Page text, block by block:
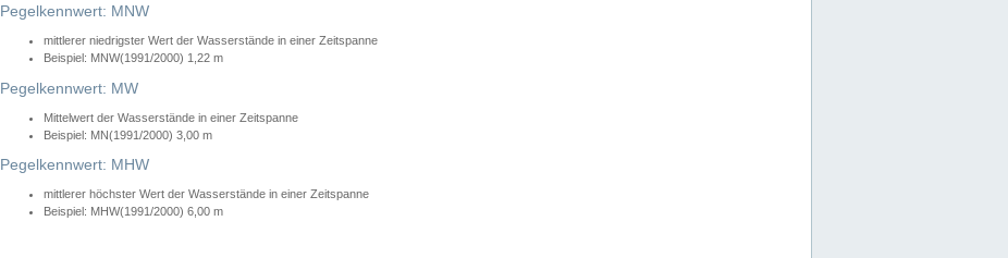
Pegelkennwert: MNW
mittlerer niedrigster Wert der Wasserstände in einer Zeitspanne
Beispiel: MNW(1991/2000) 1,22 m
Pegelkennwert: MW
Mittelwert der Wasserstände in einer Zeitspanne
Beispiel: MN(1991/2000) 3,00 m
Pegelkennwert: MHW
mittlerer höchster Wert der Wasserstände in einer Zeitspanne
Beispiel: MHW(1991/2000) 6,00 m